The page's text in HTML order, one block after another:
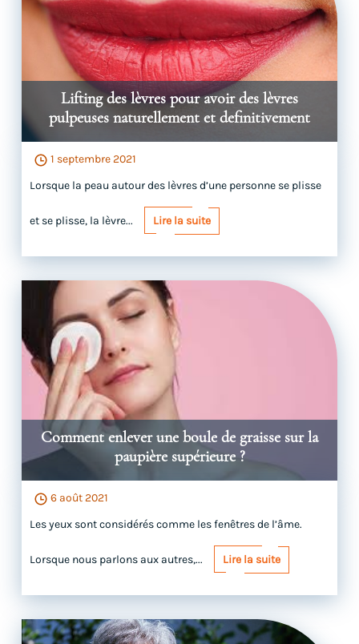
1 septembre 2021
Lifting des lèvres pour avoir des lèvres
pulpeuses naturellement et definitivement
Lorsque la peau autour des lèvres d’une personne se plisse
et se plisse, la lèvre... Lire la suite
6 août 2021
Comment enlever une boule de graisse sur la
paupière supérieure ?
Les yeux sont considérés comme les fenêtres de l’âme.
Lorsque nous parlons aux autres,... Lire la suite